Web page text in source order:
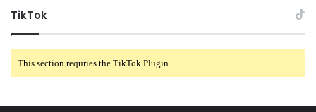
TikTok
This section requries the TikTok Plugin.